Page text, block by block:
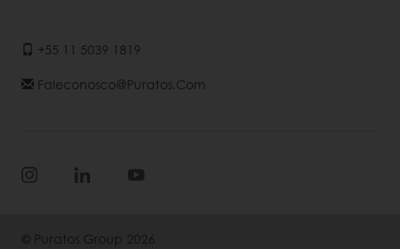
+55 11 5039 1819
Faleconosco@puratos.com
© Puratos Group 2026